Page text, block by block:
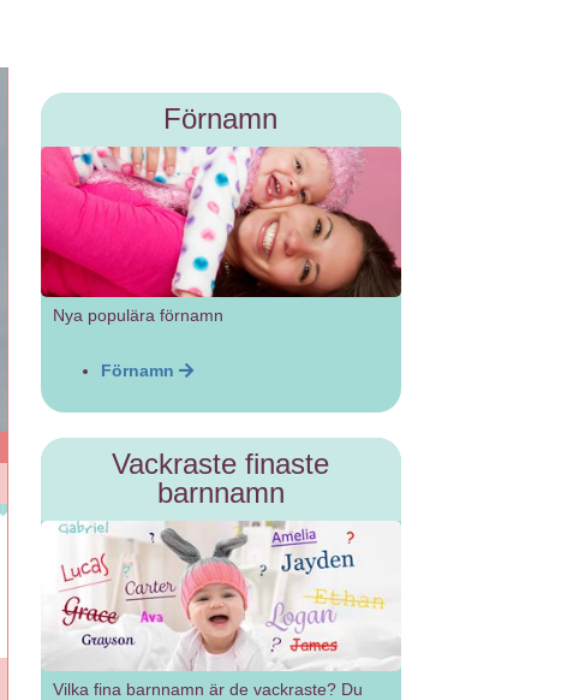
Förnamn
Nya populära förnamn
Förnamn
Vackraste finaste
barnnamn
Vilka fina barnnamn är de vackraste? Du